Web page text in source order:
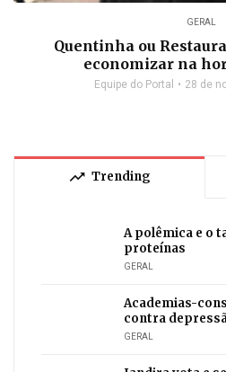
GERAL
Quentinha ou
economizar na
Equipe do Portal 28 de
trending_up Trending
A polêmica e o
proteínas
GERAL
Academias-
contra
GERAL